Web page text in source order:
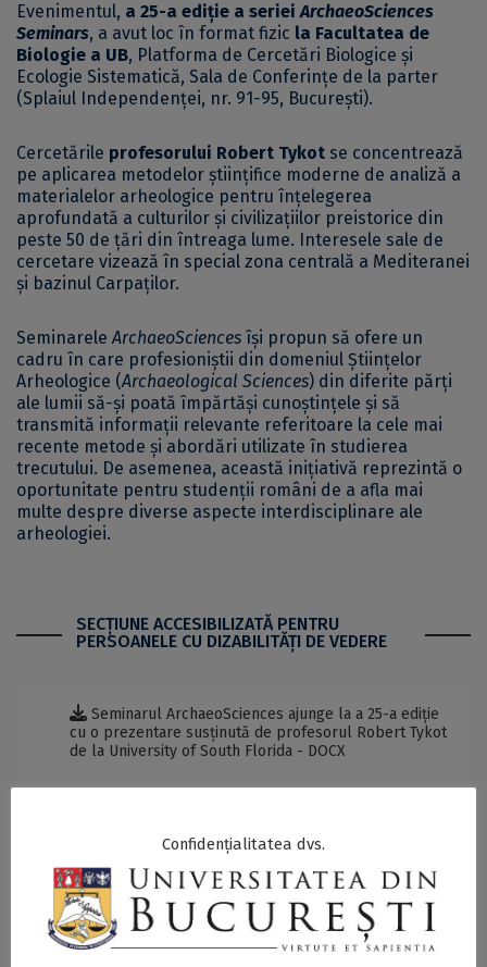
Evenimentul, a 25-a ediție a seriei ArchaeoSciences
Seminars, a avut loc în format fizic la Facultatea de
Biologie a UB, Platforma de Cercetări Biologice și
Ecologie Sistematică, Sala de Conferințe de la parter
(Splaiul Independenței, nr. 91-95, București).
Cercetările profesorului Robert Tykot se concentrează
pe aplicarea metodelor științifice moderne de analiză a
materialelor arheologice pentru înțelegerea
aprofundată a culturilor și civilizațiilor preistorice din
peste 50 de țări din întreaga lume. Interesele sale de
cercetare vizează în special zona centrală a Mediteranei
și bazinul Carpaților.
SeminareleArchaeoSciences își propun să ofere un
cadru în care profesioniștii din domeniul Științelor
Arheologice (Archaeological Sciences) din diferite părți
ale lumii să-și poată împărtăși cunoștințele și să
transmită informații relevante referitoare la cele mai
recente metode și abordări utilizate în studierea
trecutului. De asemenea, această inițiativă reprezintă o
oportunitate pentru studenții români de a afla mai
multe despre diverse aspecte interdisciplinare ale
arheologiei.
SECŢIUNE ACCESIBILIZATĂ PENTRU
PERSOANELE CU DIZABILITĂŢI DE VEDERE
Seminarul ArchaeoSciences ajunge la a 25-a ediție
cu o prezentare susținută de profesorul Robert Tykot
de la University of South Florida - DOCX
Confidențialitatea dvs.